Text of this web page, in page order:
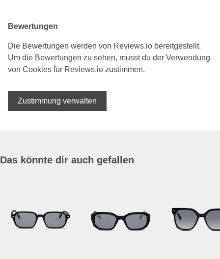
Bewertungen
Die Bewertungen werden von Reviews.io bereitgestellt.
Um die Bewertungen zu sehen, musst du der Verwendung
von Cookies für Reviews.io zustimmen.
Zustimmung verwalten
Das könnte dir auch gefallen